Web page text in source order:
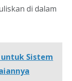
di dalam
untuk Sistem